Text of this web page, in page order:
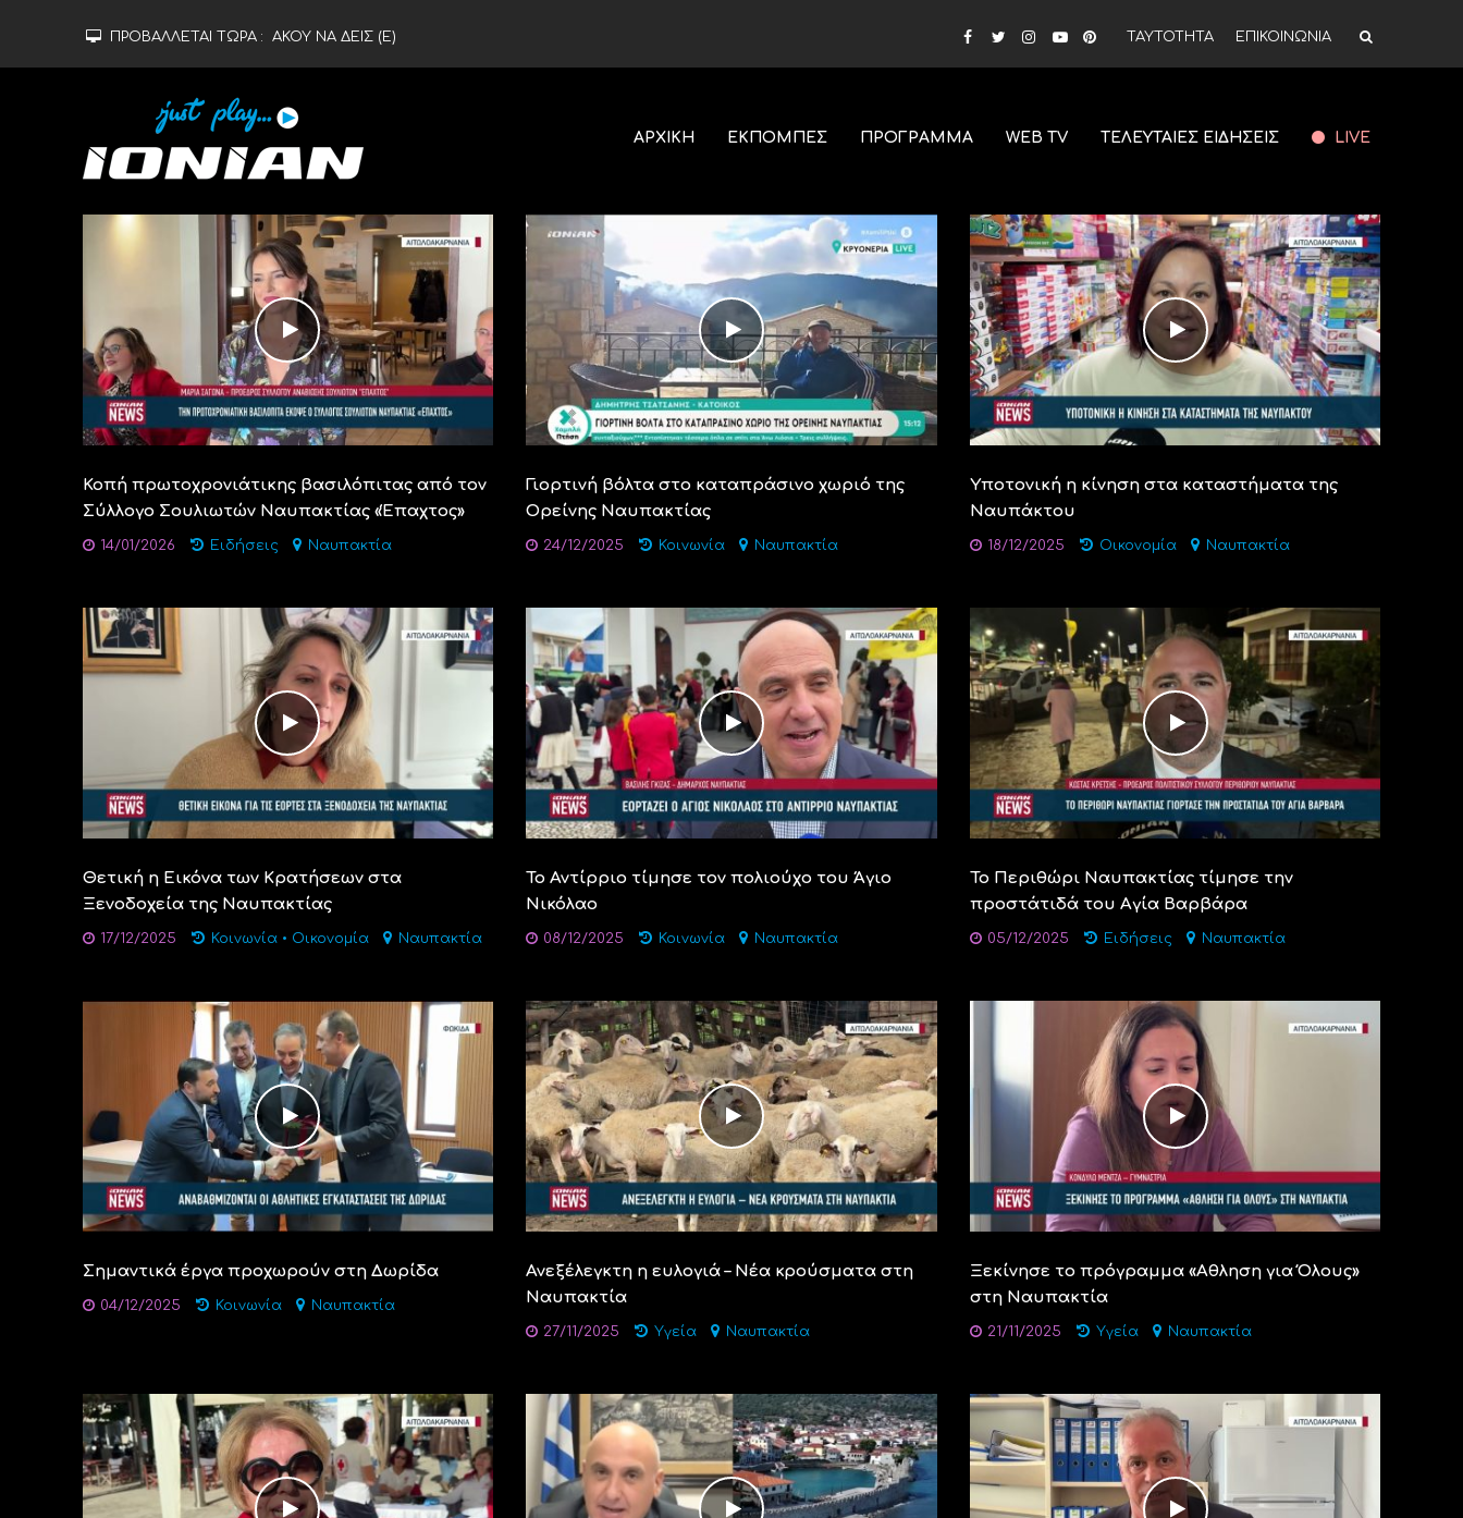
ΠΡΟΒΑΛΛΕΤΑΙ ΤΩΡΑ : ΑΚΟΥ ΝΑ ΔΕΙΣ (Ε) ΤΑΥΤΟΤΗΤΑ ΕΠΙΚΟΙΝΩΝΙΑ
ΑΡΧΙΚΗ ΕΚΠΟΜΠΕΣ ΠΡΟΓΡΑΜΜΑ WEB TV ΤΕΛΕΥΤΑΙΕΣ ΕΙΔΗΣΕΙΣ LIVE
Κοπή πρωτοχρονιάτικης βασιλόπιτας από τον
Σύλλογο Σουλιωτών Ναυπακτίας «Έπαχτος»
14/01/2026 Ειδήσεις Ναυπακτία
Γιορτινή βόλτα στο καταπράσινο χωριό της
Ορείνης Ναυπακτίας
24/12/2025 Κοινωνία Ναυπακτία
Υποτονική η κίνηση στα καταστήματα της
Ναυπάκτου
18/12/2025 Οικονομία Ναυπακτία
Θετική η Εικόνα των Κρατήσεων στα
Ξενοδοχεία της Ναυπακτίας
17/12/2025 Κοινωνία • Οικονομία Ναυπακτία
Το Αντίρριο τίμησε τον πολιούχο του Άγιο
Νικόλαο
08/12/2025 Κοινωνία Ναυπακτία
Το Περιθώρι Ναυπακτίας τίμησε την
προστάτιδά του Αγία Βαρβάρα
05/12/2025 Ειδήσεις Ναυπακτία
Σημαντικά έργα προχωρούν στη Δωρίδα
04/12/2025 Κοινωνία Ναυπακτία
Ανεξέλεγκτη η ευλογιά – Νέα κρούσματα στη
Ναυπακτία
27/11/2025 Υγεία Ναυπακτία
Ξεκίνησε το πρόγραμμα «Αθληση για Όλους»
στη Ναυπακτία
21/11/2025 Υγεία Ναυπακτία